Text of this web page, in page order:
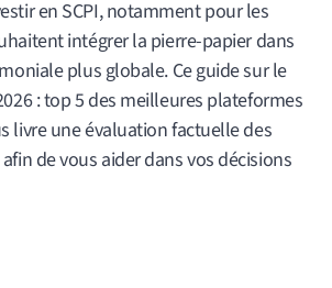
en SCPI, notamment pour les
intégrer la pierre-papier dans
plus globale. Ce guide sur le
: top 5 des meilleures plateformes
livre une évaluation factuelle des
de vous aider dans vos décisions